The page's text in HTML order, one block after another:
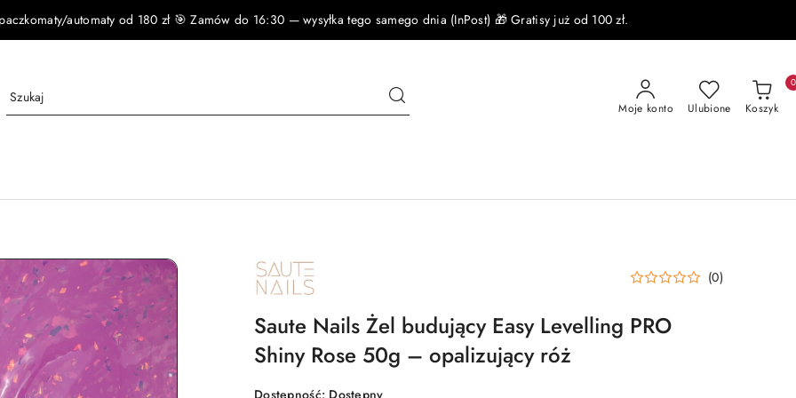
automaty od 180 zł 🎯 Zamów do 16:30 — wysyłka tego samego dnia (InPost) 🎁 Gratisy już od 100 zł.
Moje konto Ulubione Koszyk
0
NAZWA
PRODUCENTA:
SAUTE
(0)
Saute Nails Żel budujący Easy Levelling PRO
Shiny Rose 50g – opalizujący róż